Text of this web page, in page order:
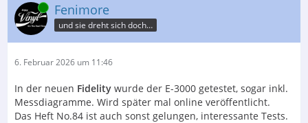
Online Fenimore
und sie dreht sich doch…
6. Februar 2026 um 11:46
In der neuen Fidelity wurde der E-3000 getestet, sogar inkl.
Messdiagramme. Wird später mal online veröffentlicht.
Das Heft No.84 ist auch sonst gelungen, interessante Tests.